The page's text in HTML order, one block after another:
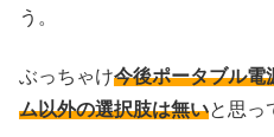
う。
ぶっちゃけ今後ポータブル電
ム以外の選択肢は無いと思っ